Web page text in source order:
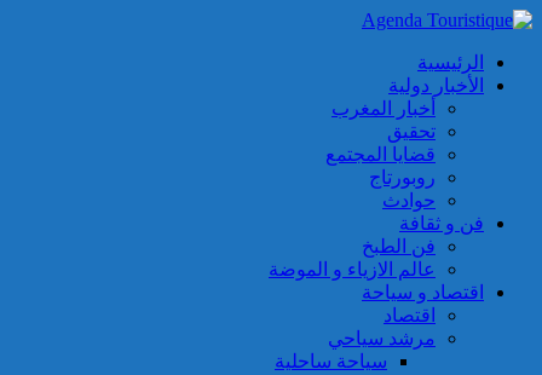
الرئيسية
الأخبار دولية
أخبار المغرب
تحقيق
قضايا المجتمع
روبورتاج
حوادث
فن و ثقافة
فن الطبخ
عالم الازياء و الموضة
اقتصاد و سياحة
اقتصاد
مرشد سياحي
سياحة ساحلية